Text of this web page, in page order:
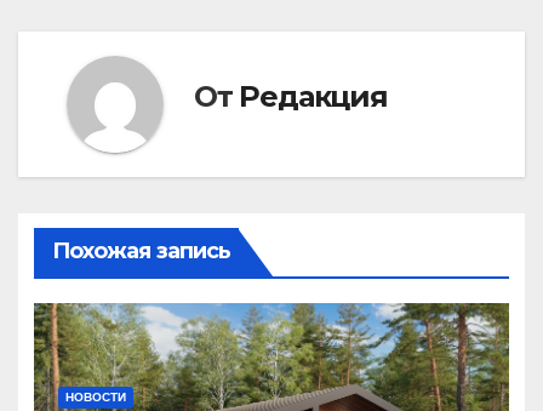
От Редакция
Похожая запись
НОВОСТИ